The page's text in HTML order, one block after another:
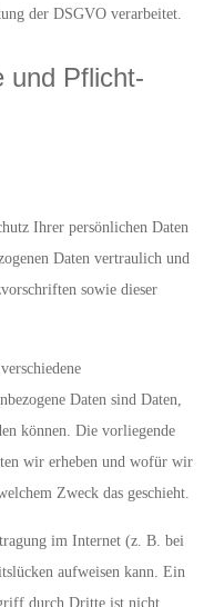
der DSGVO verarbeitet.
und Pflicht­
Ihrer persönlichen Daten
Daten vertraulich und
sowie dieser
Daten sind Daten,
können. Die vorliegende
wir erheben und wofür wir
Zweck das geschieht.
im Internet (z. B. bei
aufweisen kann. Ein
durch Dritte ist nicht